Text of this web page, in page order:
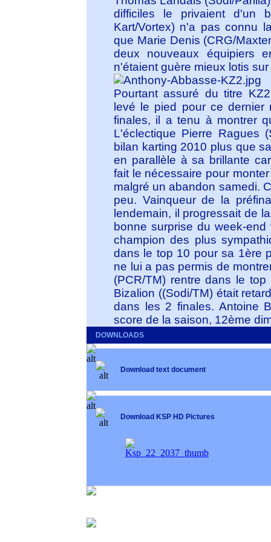
difficiles le privaient d'un
Kart/Vortex) n'a pas connu
que Marie Denis (CRG/
deux nouveaux équipiers
n'étaient guère mieux lotis
Pourtant assuré du titre
levé le pied pour ce
finales, il a tenu à montrer
L'éclectique Pierre Ragues
bilan karting 2010 plus que
en parallèle à sa brillante
fait le nécessaire pour
malgré un abandon samedi.
peu. Vainqueur de la
lendemain, il progressait de
bonne surprise du week-
champion des plus
dans le top 10 pour sa 1ère
ne lui a pas permis de
(PCR/TM) rentre dans le
Bizalion ((Sodi/TM) était
dans les 2 finales. Antoine
score de la saison, 12ème
DOWNLOADS
Download text document
Download KSP HD Pictures